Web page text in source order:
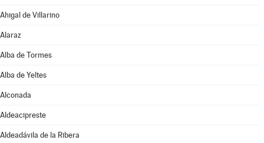
Ahigal de Villarino
Alaraz
Alba de Tormes
Alba de Yeltes
Alconada
Aldeacipreste
Aldeadávila de la Ribera